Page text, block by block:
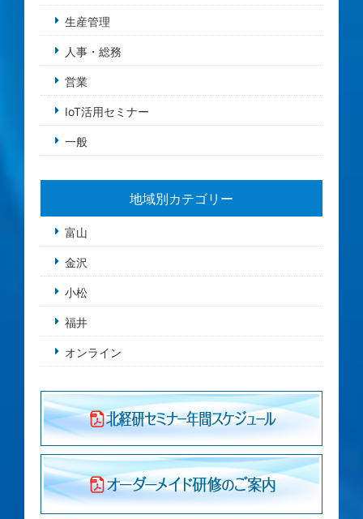
生産管理
人事・総務
営業
IoT活用セミナー
一般
地域別カテゴリー
富山
金沢
小松
福井
オンライン